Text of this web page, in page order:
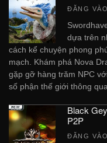
ĐĂNG
dựa trên
cách kể chuyện phong
mạch. Khám phá Nova
gặp gỡ hàng trăm NPC
số phận thế giới thông
Black
P2P
ĐĂNG